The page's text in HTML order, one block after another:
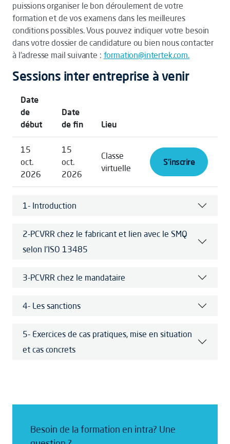
puissions organiser le bon déroulement de votre
formation et de vos examens dans les meilleures
conditions possibles. Vous pouvez indiquer votre besoin
dans votre dossier de candidature ou bien nous contacter
à l'adresse mail suivante : formation@intertek.com.
Sessions inter entreprise à venir
Date
de
début
Date
de fin
Lieu
15
oct.
2026
15
oct.
2026
Classe
virtuelle
S'inscrire
1- Introduction
2-PCVRR chez le fabricant et lien avec le SMQ
selon l’ISO 13485
3-PCVRR chez le mandataire
4- Les sanctions
5- Exercices de cas pratiques, mise en situation
et cas concrets
Besoin de la formation en intra? Une